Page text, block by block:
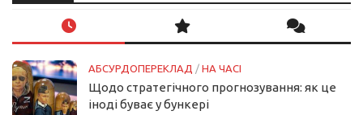
АБСУРДОПЕРЕКЛАД / НА ЧАСІ
Щодо стратегічного прогнозування: як це
іноді буває у бункері